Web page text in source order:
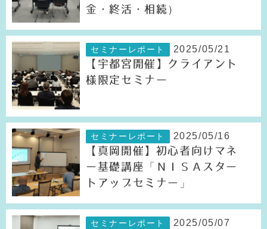
金・終活・相続）
セミナーレポート 2025/05/21
【宇都宮開催】クライアント
様限定セミナー
セミナーレポート 2025/05/16
【真岡開催】初心者向けマネ
ー基礎講座「ＮＩＳＡスター
トアップセミナー」
セミナーレポート 2025/05/07